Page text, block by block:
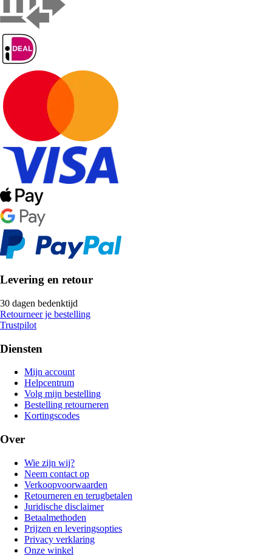
Levering en retour
30 dagen bedenktijd
Retourneer je bestelling
Trustpilot
Diensten
Mijn account
Helpcentrum
Volg mijn bestelling
Bestelling retourneren
Kortingscodes
Over
Wie zijn wij?
Neem contact op
Verkoopvoorwaarden
Retourneren en terugbetalen
Juridische disclaimer
Betaalmethoden
Prijzen en leveringsopties
Privacy verklaring
Onze winkel